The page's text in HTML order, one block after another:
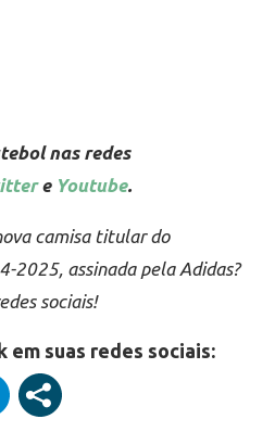
nas redes
e Youtube.
camisa titular do
2025, assinada pela Adidas?
sociais!
suas redes sociais: